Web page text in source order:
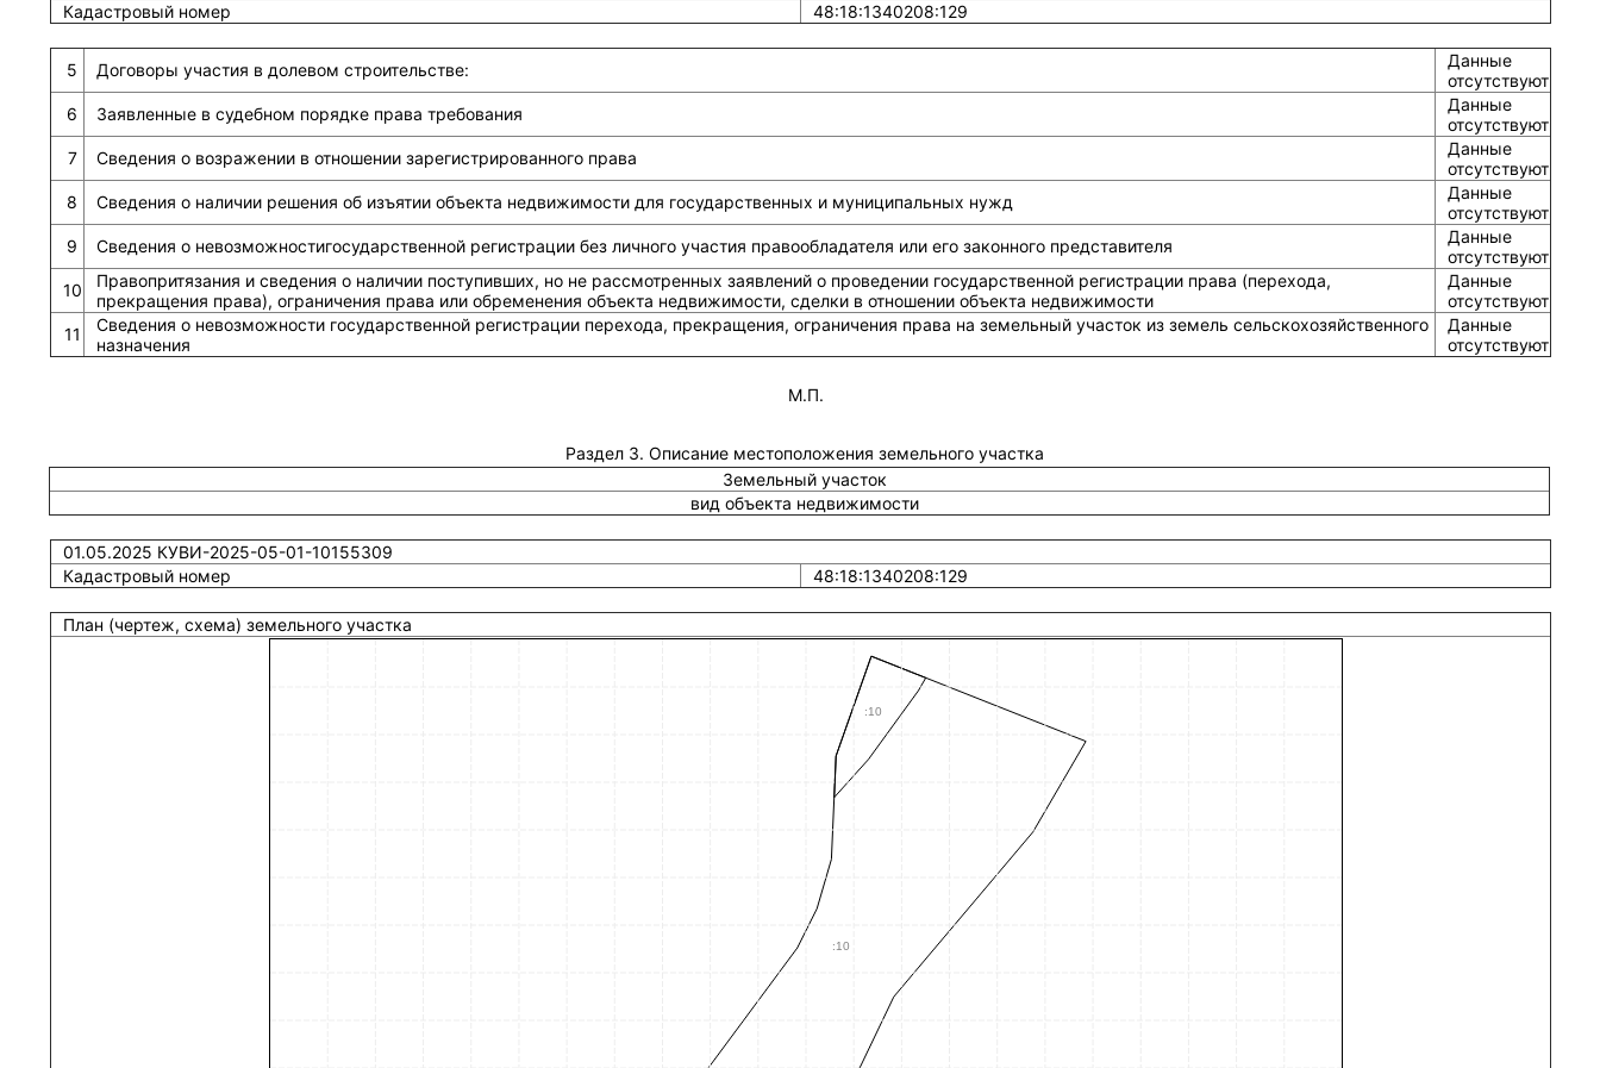
Кадастровый номер
48:18:1340208:129
5 Договоры участия в долевом строительстве:
Данные
отсутствуют
6
Заявленные в судебном порядке права требования
Данные
отсутствуют
7
Сведения о возражении в отношении зарегистрированного права
Данные
отсутствуют
8
Сведения о наличии решения об изъятии объекта недвижимости для государственных и муниципальных нужд
Данные
отсутствуют
9
Сведения о невозможностигосударственной регистрации без личного участия правообладателя или его законного представителя
Данные
отсутствуют
10
Правопритязания и сведения о наличии поступивших, но не рассмотренных заявлений о проведении государственной регистрации права (перехода,
прекращения права), ограничения права или обременения объекта недвижимости, сделки в отношении объекта недвижимости
Данные
отсутствуют
11
Сведения о невозможности государственной регистрации перехода, прекращения, ограничения права на земельный участок из земель сельскохозяйственного
назначения
Данные
отсутствуют
М.П.
Раздел 3. Описание местоположения земельного участка
Земельный участок
вид объекта недвижимости
01.05.2025 КУВИ-2025-05-01-10155309
Кадастровый номер
48:18:1340208:129
План (чертеж, схема) земельного участка